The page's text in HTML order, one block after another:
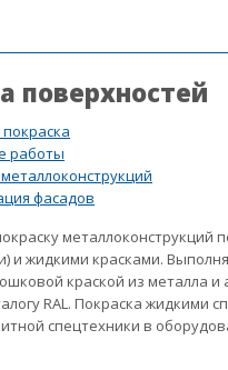
поверхностей
работы
фасадов
и жидкими красками.
краской из металла
RAL. Покраска жидкими
спецтехники в